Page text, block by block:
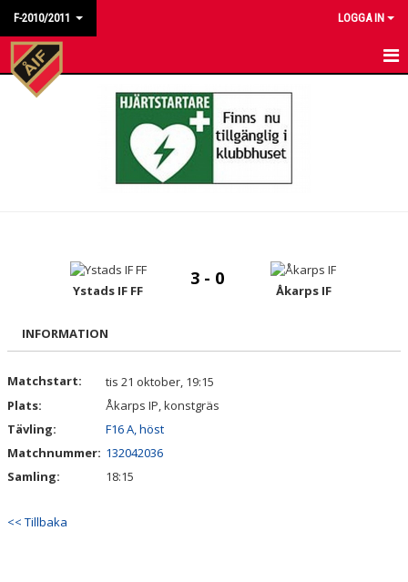
F-2010/2011 LOGGA IN
HEM
BILDGALLERI
DOKUMENT
Ystads IF FF
3 - 0
Åkarps IF
INFORMATION
Matchstart:
tis 21 oktober, 19:15
Plats:
Åkarps IP, konstgräs
Tävling:
F16 A, höst
Matchnummer: 132042036
Samling:
18:15
<< Tillbaka